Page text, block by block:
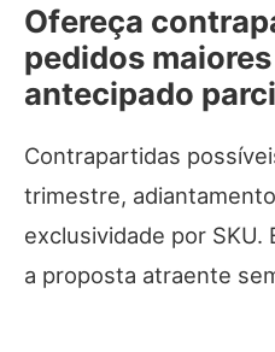
Ofereça
pedidos
antecipado
Contrapartidas
trimestre,
exclusividade por SKU.
a proposta atraente